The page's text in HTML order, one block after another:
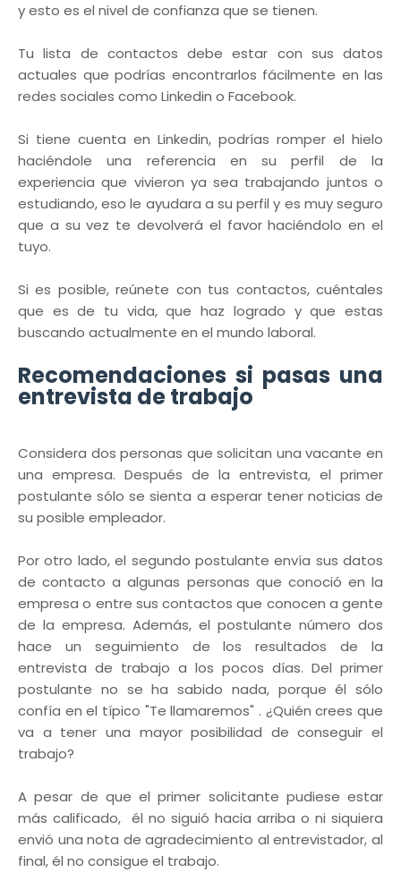
y esto es el nivel de confianza que se tienen.
Tu lista de contactos debe estar con sus datos
actuales que podrías encontrarlos fácilmente en las
redes sociales como Linkedin o Facebook.
Si tiene cuenta en Linkedin, podrías romper el hielo
haciéndole una referencia en su perfil de la
experiencia que vivieron ya sea trabajando juntos o
estudiando, eso le ayudara a su perfil y es muy seguro
que a su vez te devolverá el favor haciéndolo en el
tuyo.
Si es posible, reúnete con tus contactos, cuéntales
que es de tu vida, que haz logrado y que estas
buscando actualmente en el mundo laboral.
Recomendaciones si pasas una
entrevista de trabajo
Considera dos personas que solicitan una vacante en
una empresa. Después de la entrevista, el primer
postulante sólo se sienta a esperar tener noticias de
su posible empleador.
Por otro lado, el segundo postulante envía sus datos
de contacto a algunas personas que conoció en la
empresa o entre sus contactos que conocen a gente
de la empresa. Además, el postulante número dos
hace un seguimiento de los resultados de la
entrevista de trabajo a los pocos días. Del primer
postulante no se ha sabido nada, porque él sólo
confía en el típico "Te llamaremos" . ¿Quién crees que
va a tener una mayor posibilidad de conseguir el
trabajo?
A pesar de que el primer solicitante pudiese estar
más calificado, él no siguió hacia arriba o ni siquiera
envió una nota de agradecimiento al entrevistador, al
final, él no consigue el trabajo.